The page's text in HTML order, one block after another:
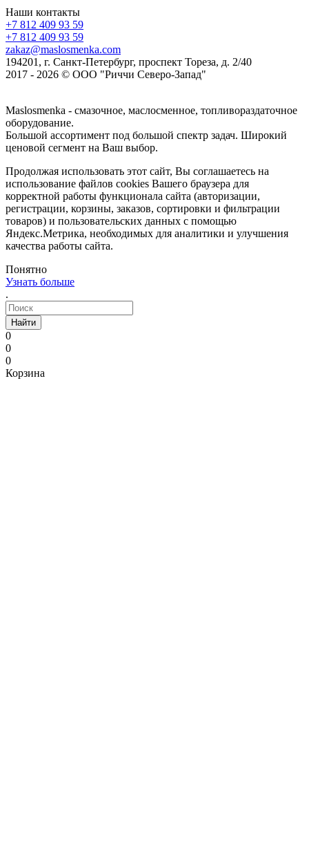
Наши контакты
+7 812 409 93 59
+7 812 409 93 59
zakaz@maslosmenka.com
194201, г. Санкт-Петербург, проспект Тореза, д. 2/40
2017 - 2026 © ООО "Риччи Северо-Запад"
Maslosmenka - смазочное, маслосменное, топливораздаточное
оборудование.
Большой ассортимент под большой спектр задач. Широкий
ценовой сегмент на Ваш выбор.
Продолжая использовать этот сайт, Вы соглашаетесь на
использование файлов cookies Вашего браузера для
корректной работы функционала сайта (авторизации,
регистрации, корзины, заказов, сортировки и фильтрации
товаров) и пользовательских данных с помощью
Яндекс.Метрика, необходимых для аналитики и улучшения
качества работы сайта.
Понятно
Узнать больше
.
Найти
0
0
0
Корзина